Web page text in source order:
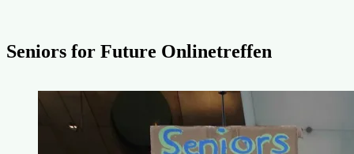
Seniors for Future Onlinetreffen